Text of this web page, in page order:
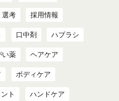
選考 採用情報
口中剤 ハブラシ
い薬 ヘアケア
ボディケア
ト ハンドケア